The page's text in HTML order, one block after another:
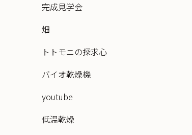
完成見学会
畑
トトモニの探求心
バイオ乾燥機
youtube
低温乾燥